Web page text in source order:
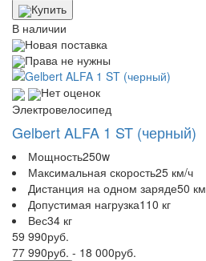
Купить
В наличии
Новая поставка
Права не нужны
Нет оценок
Электровелосипед
Gelbert ALFA 1 ST (черный)
Мощность250w
Максимальная скорость25 км/ч
Дистанция на одном заряде50 км
Допустимая нагрузка110 кг
Вес34 кг
59 990руб.
77 990руб. - 18 000руб.